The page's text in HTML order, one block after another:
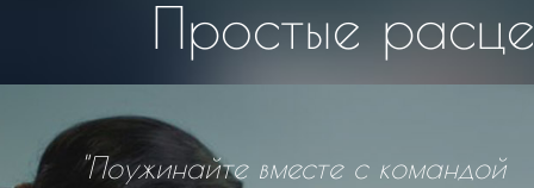
Простые
"Поужинайте вместе с командой